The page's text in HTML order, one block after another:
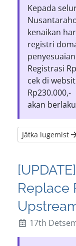
Kepada
kenaikan
registri
Registrasi
cek di
akan
Jätka lugemist
Replace
17th